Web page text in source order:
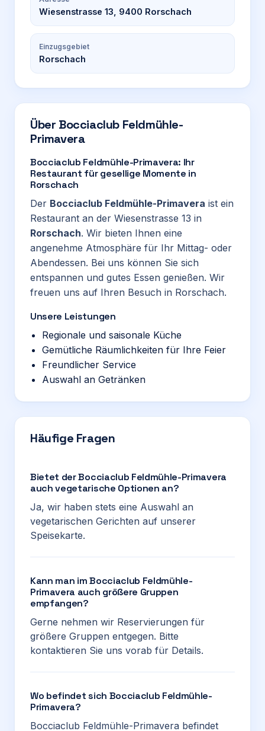
Wiesenstrasse 13, 9400 Rorschach
Einzugsgebiet
Rorschach
Über Bocciaclub Feldmühle-
Primavera
Bocciaclub Feldmühle-Primavera: Ihr
Restaurant für gesellige Momente in
Rorschach
Der Bocciaclub Feldmühle-Primavera ist ein
Restaurant an der Wiesenstrasse 13 in
Rorschach. Wir bieten Ihnen eine
angenehme Atmosphäre für Ihr Mittag- oder
Abendessen. Bei uns können Sie sich
entspannen und gutes Essen genießen. Wir
freuen uns auf Ihren Besuch in Rorschach.
Unsere Leistungen
Regionale und saisonale Küche
Gemütliche Räumlichkeiten für Ihre Feier
Freundlicher Service
Auswahl an Getränken
Häufige Fragen
Bietet der Bocciaclub Feldmühle-Primavera
auch vegetarische Optionen an?
Ja, wir haben stets eine Auswahl an
vegetarischen Gerichten auf unserer
Speisekarte.
Kann man im Bocciaclub Feldmühle-
Primavera auch größere Gruppen
empfangen?
Gerne nehmen wir Reservierungen für
größere Gruppen entgegen. Bitte
kontaktieren Sie uns vorab für Details.
Wo befindet sich Bocciaclub Feldmühle-
Primavera?
Bocciaclub Feldmühle-Primavera befindet